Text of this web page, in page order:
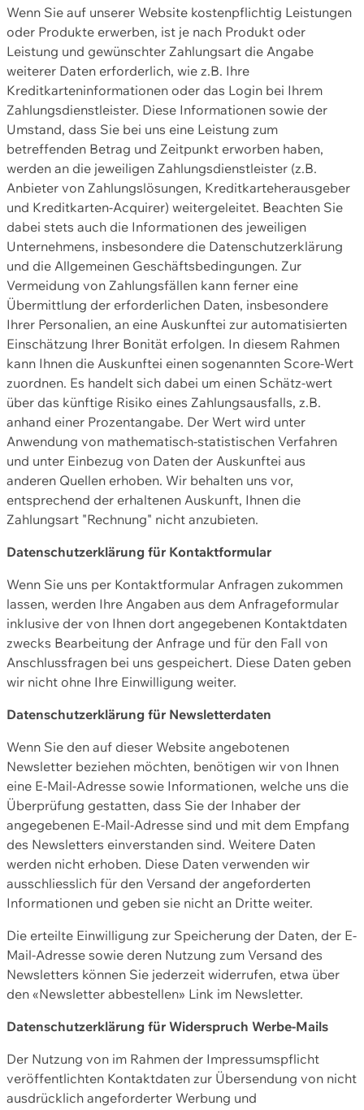
Wenn Sie auf unserer Website kostenpflichtig Leistungen
oder Produkte erwerben, ist je nach Produkt oder
Leistung und gewünschter Zahlungsart die Angabe
weiterer Daten erforderlich, wie z.B. Ihre
Kreditkarteninformationen oder das Login bei Ihrem
Zahlungsdienstleister. Diese Informationen sowie der
Umstand, dass Sie bei uns eine Leistung zum
betreffenden Betrag und Zeitpunkt erworben haben,
werden an die jeweiligen Zahlungsdienstleister (z.B.
Anbieter von Zahlungslösungen, Kreditkarteherausgeber
und Kreditkarten-Acquirer) weitergeleitet. Beachten Sie
dabei stets auch die Informationen des jeweiligen
Unternehmens, insbesondere die Datenschutzerklärung
und die Allgemeinen Geschäftsbedingungen. Zur
Vermeidung von Zahlungsfällen kann ferner eine
Übermittlung der erforderlichen Daten, insbesondere
Ihrer Personalien, an eine Auskunftei zur automatisierten
Einschätzung Ihrer Bonität erfolgen. In diesem Rahmen
kann Ihnen die Auskunftei einen sogenannten Score-Wert
zuordnen. Es handelt sich dabei um einen Schätz-wert
über das künftige Risiko eines Zahlungsausfalls, z.B.
anhand einer Prozentangabe. Der Wert wird unter
Anwendung von mathematisch-statistischen Verfahren
und unter Einbezug von Daten der Auskunftei aus
anderen Quellen erhoben. Wir behalten uns vor,
entsprechend der erhaltenen Auskunft, Ihnen die
Zahlungsart "Rechnung" nicht anzubieten.
Datenschutzerklärung für Kontaktformular
Wenn Sie uns per Kontaktformular Anfragen zukommen
lassen, werden Ihre Angaben aus dem Anfrageformular
inklusive der von Ihnen dort angegebenen Kontaktdaten
zwecks Bearbeitung der Anfrage und für den Fall von
Anschlussfragen bei uns gespeichert. Diese Daten geben
wir nicht ohne Ihre Einwilligung weiter.
Datenschutzerklärung für Newsletterdaten
Wenn Sie den auf dieser Website angebotenen
Newsletter beziehen möchten, benötigen wir von Ihnen
eine E-Mail-Adresse sowie Informationen, welche uns die
Überprüfung gestatten, dass Sie der Inhaber der
angegebenen E-Mail-Adresse sind und mit dem Empfang
des Newsletters einverstanden sind. Weitere Daten
werden nicht erhoben. Diese Daten verwenden wir
ausschliesslich für den Versand der angeforderten
Informationen und geben sie nicht an Dritte weiter.
Die erteilte Einwilligung zur Speicherung der Daten, der E-
Mail-Adresse sowie deren Nutzung zum Versand des
Newsletters können Sie jederzeit widerrufen, etwa über
den «Newsletter abbestellen» Link im Newsletter.
Datenschutzerklärung für Widerspruch Werbe-Mails
Der Nutzung von im Rahmen der Impressumspflicht
veröffentlichten Kontaktdaten zur Übersendung von nicht
ausdrücklich angeforderter Werbung und